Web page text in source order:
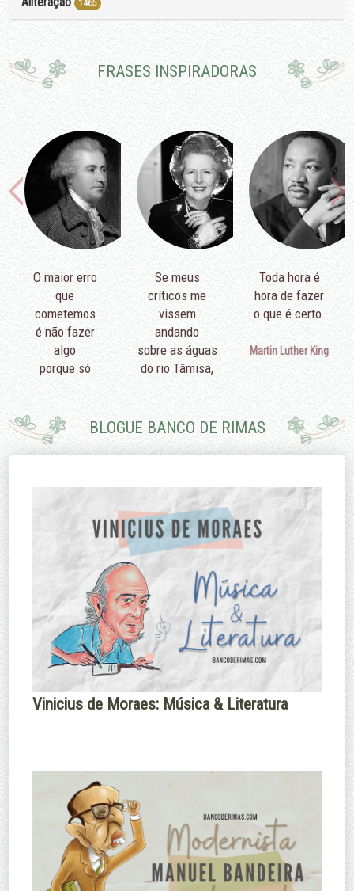
1465
FRASES INSPIRADORAS
O maior erro
que
cometemos
é não fazer
algo
porque só
Edmund Burke
Se meus
críticos me
vissem
andando
sobre as águas
do rio Tâmisa,
sei nadar.
Toda hora é
hora de fazer
o que é certo.
Martin Luther King
BLOGUE BANCO DE RIMAS
Vinicius de Moraes: Música & Literatura